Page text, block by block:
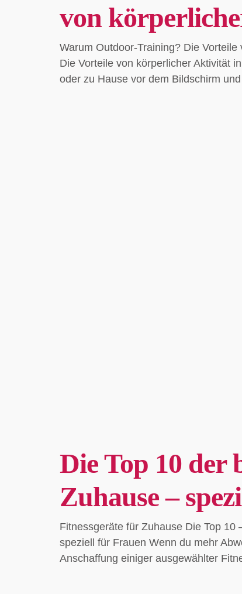
von
Warum Outdoor-Training? Die
Die Vorteile von körperlicher Aktivität
oder zu Hause vor dem Bildschirm
Die Top 10 der
Zuhause –
Fitnessgeräte für Zuhause Die Top
speziell für Frauen Wenn du mehr
Anschaffung einiger ausgewählter